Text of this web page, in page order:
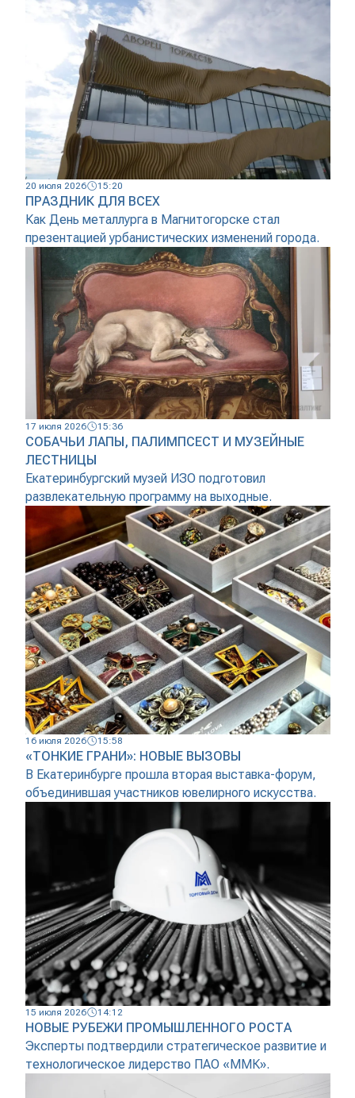
20 июля 2026 15:20
ПРАЗДНИК ДЛЯ ВСЕХ
Как День металлурга в Магнитогорске стал
презентацией урбанистических изменений города.
17 июля 2026 15:36
СОБАЧЬИ ЛАПЫ, ПАЛИМПСЕСТ И МУЗЕЙНЫЕ
ЛЕСТНИЦЫ
Екатеринбургский музей ИЗО подготовил
развлекательную программу на выходные.
16 июля 2026 15:58
«ТОНКИЕ ГРАНИ»: НОВЫЕ ВЫЗОВЫ
В Екатеринбурге прошла вторая выставка-форум,
объединившая участников ювелирного искусства.
15 июля 2026 14:12
НОВЫЕ РУБЕЖИ ПРОМЫШЛЕННОГО РОСТА
Эксперты подтвердили стратегическое развитие и
технологическое лидерство ПАО «ММК».